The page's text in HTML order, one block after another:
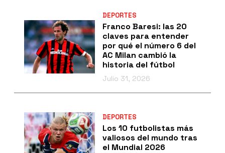
DEPORTES
Franco Baresi: las 20
claves para entender
por qué el número 6 del
AC Milan cambió la
historia del fútbol
Julio 31, 2026
DEPORTES
Los 10 futbolistas más
valiosos del mundo tras
el Mundial 2026